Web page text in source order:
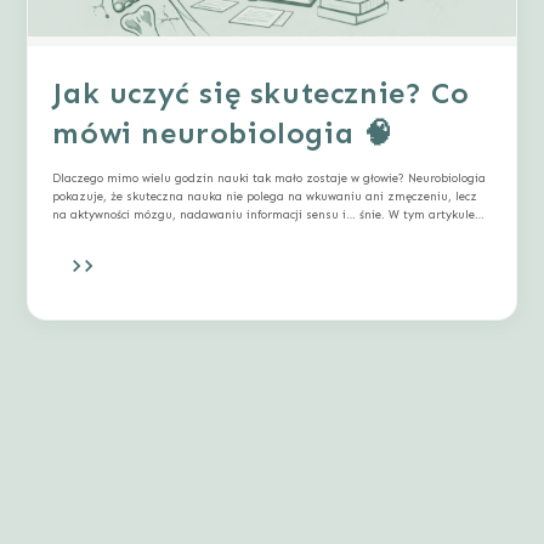
Jak uczyć się skutecznie? Co
mówi neurobiologia 🧠
Dlaczego mimo wielu godzin nauki tak mało zostaje w głowie? Neurobiologia
pokazuje, że skuteczna nauka nie polega na wkuwaniu ani zmęczeniu, lecz
na aktywności mózgu, nadawaniu informacji sensu i… śnie. W tym artykule